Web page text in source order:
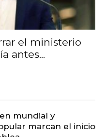
el ministerio
antes...
mundial y
marcan el inicio